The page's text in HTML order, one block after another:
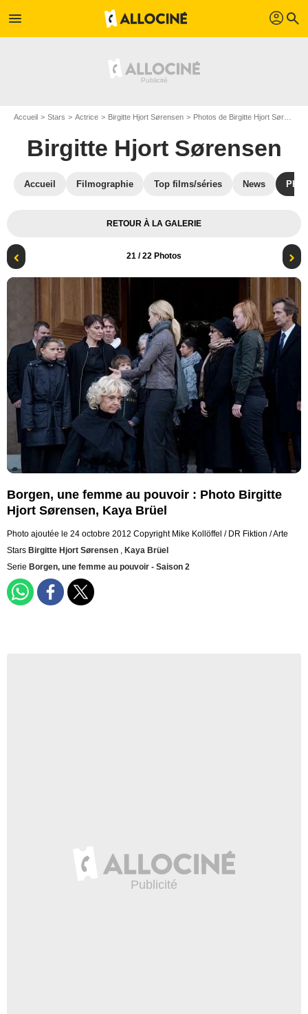
menu profil search
Accueil Stars Actrice Birgitte Hjort Sørensen Photos de Birgitte Hjort Sørensen
Birgitte Hjort Sørensen
Accueil Filmographie Top films/séries News
RETOUR À LA GALERIE
21 / 22 Photos
Borgen, une femme au pouvoir : Photo Birgitte
Hjort Sørensen, Kaya Brüel
Photo ajoutée le 24 octobre 2012 Copyright Mike Kollöffel / DR Fiktion / Arte
Stars Birgitte Hjort Sørensen , Kaya Brüel
Serie Borgen, une femme au pouvoir - Saison 2